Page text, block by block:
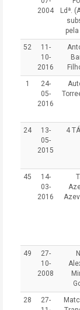
2004
Ldª.
52
11-
10-
2016
1
24-
05-
2016
24
13-
05-
2015
4
45
14-
03-
2016
49
27-
10-
2008
28
27-